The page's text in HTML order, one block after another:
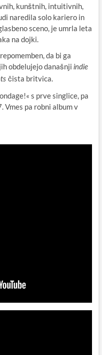
kunštnih, intuitivnih,
naredila solo kariero in
sceno, je umrla leta
na dojki.
da bi ga
obdelujejo današnji indie
čista britvica.
s prve singlice, pa
Vmes pa robni album v